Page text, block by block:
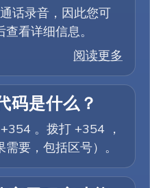
话录音，因此您可
看详细信息。
阅读更多
码是什么？
。拨打 +354 ，
要，包括区号）。